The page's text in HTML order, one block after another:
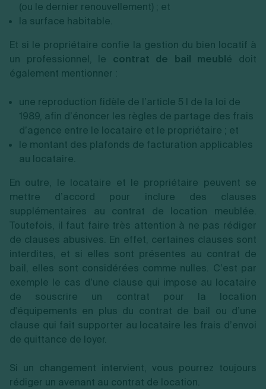
(ou le dernier renouvellement) ; et
la surface habitable.
Et si le propriétaire confie la gestion du bien locatif à
un professionnel, le contrat de bail meublé doit
également mentionner :
une reproduction fidèle de l’article 5 I de la loi de
1989, afin d’énoncer les règles de partage des frais
d’agence entre le locataire et le propriétaire ; et
le montant des plafonds de facturation applicables
au locataire.
En outre, le locataire et le propriétaire peuvent se
mettre d’accord pour inclure des clauses
supplémentaires au contrat de location meublée.
Toutefois, il faut faire très attention à ne pas rédiger
de clauses abusives. En effet, certaines clauses sont
interdites, et si elles sont présentes au contrat de
bail, elles sont considérées comme nulles. C’est par
exemple le cas d’une clause qui impose au locataire
de souscrire un contrat pour la location
d'équipements en plus du contrat de bail ou d’une
clause qui fait supporter au locataire les frais d’envoi
de quittance de loyer.
Si un changement intervient, vous pourrez toujours
rédiger un avenant au contrat de location.